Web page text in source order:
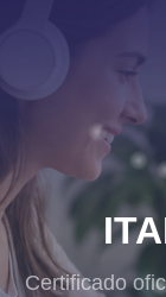
Certificado